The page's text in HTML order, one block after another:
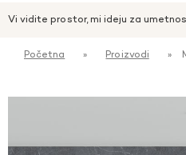
Vi vidite prostor, mi ideju za
Početna » Proizvodi »